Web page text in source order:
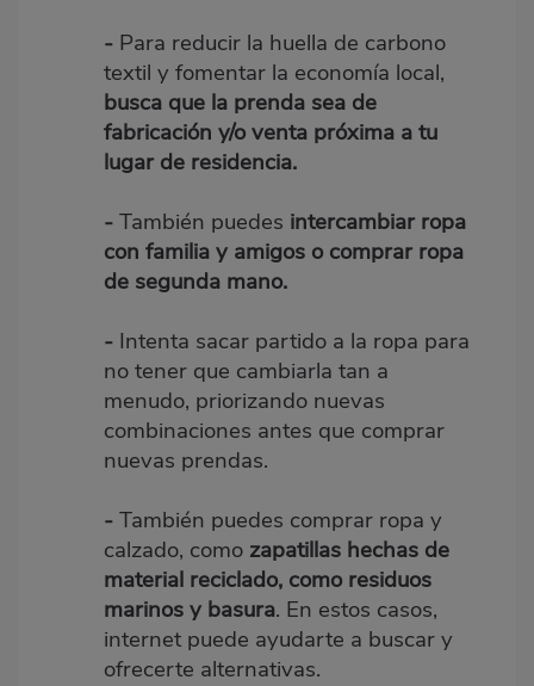
- Para reducir la huella de carbono
textil y fomentar la economía local,
busca que la prenda sea de
fabricación y/o venta próxima a tu
lugar de residencia.
-También puedes intercambiar ropa
con familia y amigos o comprar ropa
de segunda mano.
- Intenta sacar partido a la ropa para
no tener que cambiarla tan a
menudo, priorizando nuevas
combinaciones antes que comprar
nuevas prendas.
-También puedes comprar ropa y
calzado, como zapatillas hechas de
material reciclado, como residuos
marinos y basura. En estos casos,
internet puede ayudarte a buscar y
ofrecerte alternativas.